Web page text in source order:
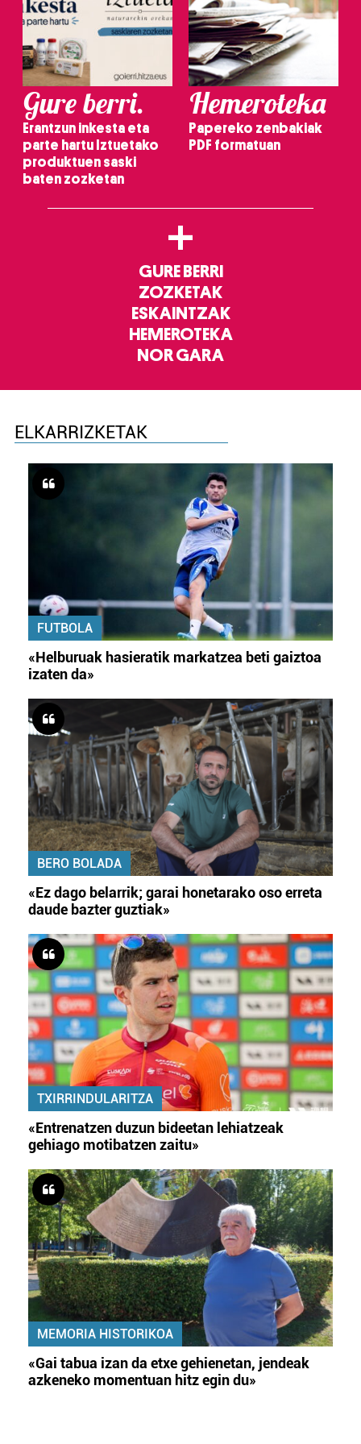
Gure berri.
Erantzun inkesta eta
parte hartu Iztuetako
produktuen saski
baten zozketan
Hemeroteka
Papereko zenbakiak
PDF formatuan
+
GURE BERRI
ZOZKETAK
ESKAINTZAK
HEMEROTEKA
NOR GARA
ELKARRIZKETAK
FUTBOLA
«Helburuak hasieratik markatzea beti gaiztoa
izaten da»
BERO BOLADA
«Ez dago belarrik; garai honetarako oso erreta
daude bazter guztiak»
TXIRRINDULARITZA
«Entrenatzen duzun bideetan lehiatzeak
gehiago motibatzen zaitu»
MEMORIA HISTORIKOA
«Gai tabua izan da etxe gehienetan, jendeak
azkeneko momentuan hitz egin du»